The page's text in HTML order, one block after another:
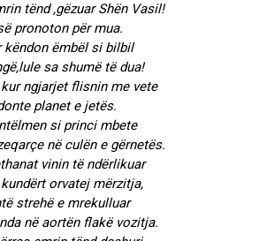
tënd ,gëzuar Shën Vasil!
pronoton për mua.
këndon ëmbël si bilbil
sa shumë të dua!
ngjarjet flisnin me vete
planet e jetës.
si princi mbete
në culën e gërnetës.
vinin të ndërlikuar
orvatej mërzitja,
strehë e mrekulluar
në aortën flakë vozitja.